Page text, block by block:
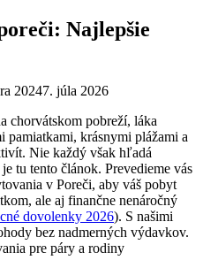
Najlepšie
20247. júla 2026
chorvátskom pobreží, láka
krásnymi plážami a
Nie každý však hľadá
tu tento článok. Prevedieme vás
v Poreči, aby váš pobyt
ale aj finančne nenáročný
dovolenky 2026). S našimi
bez nadmerných výdavkov.